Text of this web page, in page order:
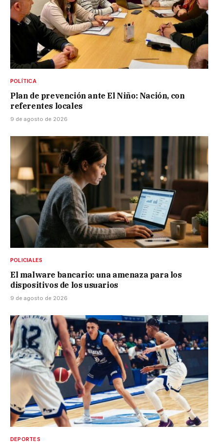
POLÍTICA
Plan de prevención ante El Niño: Nación, con
referentes locales
9 de agosto de 2026
POLICIALES
El malware bancario: una amenaza para los
dispositivos de los usuarios
9 de agosto de 2026
DEPORTES